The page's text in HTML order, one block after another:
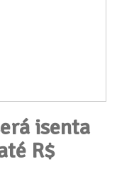
isenta
R$